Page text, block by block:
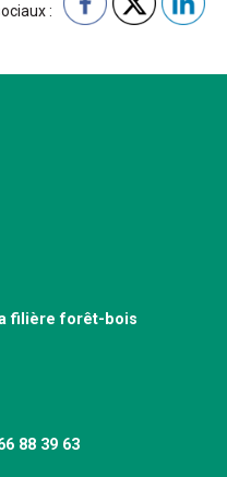
:
filière forêt-bois
88 39 63